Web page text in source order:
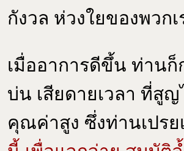
กังวล ห่วงใยของพวกเ
เมื่ออาการดีขึ้น ท่าน
บ่น เสียดายเวลา ที่สู
คุณค่าสูง ซึ่งท่านเปรย